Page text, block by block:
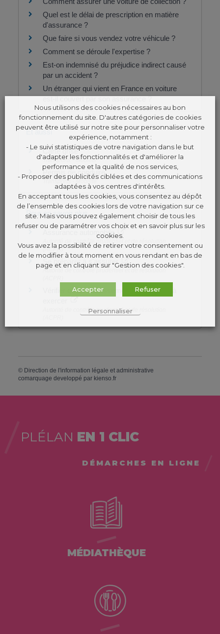
Quel est le délai de prescription en matière
d'assurance ?
Que faire si vous vendez votre véhicule ?
Comment se déroule l'expertise ?
Est-on indemnisé du préjudice indirect causé
par un accident ?
Un étranger qui vient en France en voiture
est-il couvert par son assurance ?
Et aussi
Carte grise
Transports - Mobilité
Permis de conduire
Transports - Mobilité
Pour en savoir plus
Assurance automobile
Autorité de contrôle prudentiel et de résolution
(ACPR)
Se préparer à s'assurer
Autorité de contrôle prudentiel et de résolution
Vérifier qu'un établissement est autorisé à
Autorité de contrôle prudentiel et de résolution
© Direction de l'information légale et administrative
comarquage developpé par kienso.fr
PLÉLAN EN 1 CLIC
DÉMARCHES EN LIGNE
MÉDIATHÈQUE
Nous utilisons des cookies nécessaires au bon
fonctionnement du site. D'autres catégories de cookies
peuvent être utilisé sur notre site pour personnaliser votre
expérience, notamment :
- Le suivi statistiques de votre navigation dans le but
d'adapter les fonctionnalités et d'améliorer la
performance et la qualité de nos services,
- Proposer des publicités ciblées et des communications
adaptées à vos centres d'intérêts.
En acceptant tous les cookies, vous consentez au dépôt
de l’ensemble des cookies lors de votre navigation sur ce
site. Mais vous pouvez également choisir de tous les
refuser ou de paramétrer vos choix et en savoir plus sur les
cookies.
Vous avez la possibilité de retirer votre consentement ou
de le modifier à tout moment en vous rendant en bas de
page et en cliquant sur "Gestion des cookies".
Accepter Refuser
Personnaliser